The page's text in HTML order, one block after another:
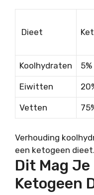
Dieet
Koolhydraten 5%
Eiwitten
Vetten
Verhouding
een ketogeen dieet.
Dit Mag Je
Ketogeen